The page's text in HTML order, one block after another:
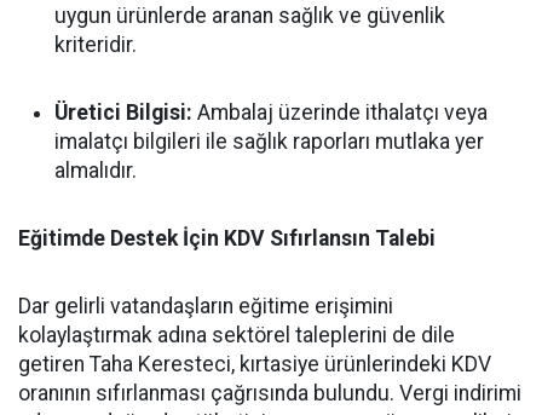
uygun ürünlerde aranan sağlık ve güvenlik
kriteridir.
Üretici Bilgisi: Ambalaj üzerinde ithalatçı veya
imalatçı bilgileri ile sağlık raporları mutlaka yer
almalıdır.
Eğitimde Destek İçin KDV Sıfırlansın Talebi
Dar gelirli vatandaşların eğitime erişimini
kolaylaştırmak adına sektörel taleplerini de dile
getiren Taha Keresteci, kırtasiye ürünlerindeki KDV
oranının sıfırlanması çağrısında bulundu. Vergi indirimi